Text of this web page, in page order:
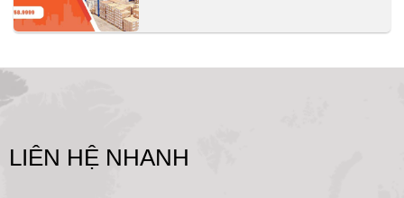
LIÊN HỆ NHANH